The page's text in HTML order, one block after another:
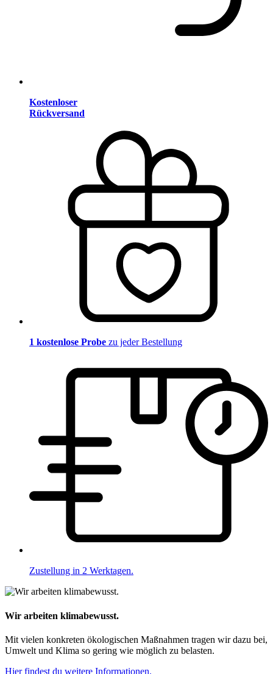
Kostenloser
Rückversand
1 kostenlose Probe zu jeder Bestellung
Zustellung in 2 Werktagen.
Wir arbeiten klimabewusst.
Mit vielen konkreten ökologischen Maßnahmen tragen wir dazu bei,
Umwelt und Klima so gering wie möglich zu belasten.
Hier findest du weitere Informationen.